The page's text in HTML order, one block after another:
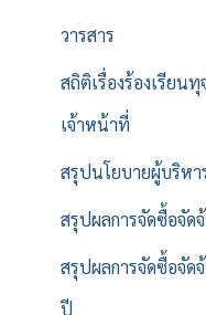
วารสาร
สถิติเรื่องร้องเรียน
เจ้าหน้าที่
สรุปนโยบายผู้บริหา
สรุปผลการจัดซื้อจัด
สรุปผลการจัดซื้อจัด
ปี